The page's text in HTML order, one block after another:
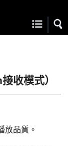
收模式）
放品質。